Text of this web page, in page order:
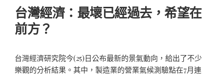
台灣經濟：最壞已經過去，希望在
前方？
台灣經濟研究院今(25)日公布最新的景氣動向，給出了不少
樂觀的分析結果。其中，製造業的營業氣候測驗點在7月連